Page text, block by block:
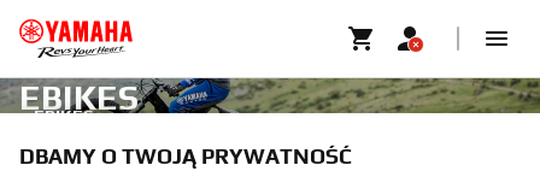
EBIKES
EBIKES
DBAMY O TWOJĄ PRYWATNOŚĆ